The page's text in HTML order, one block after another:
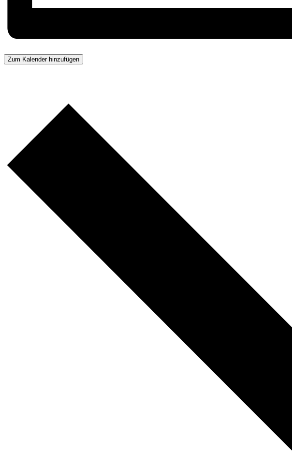
Zum Kalender hinzufügen